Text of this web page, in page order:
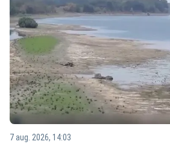
7 aug. 2026, 14:03